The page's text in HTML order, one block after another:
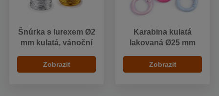
Šnůrka s lurexem Ø2
mm kulatá, vánoční
Zobrazit
Karabina kulatá
lakovaná Ø25 mm
Zobrazit